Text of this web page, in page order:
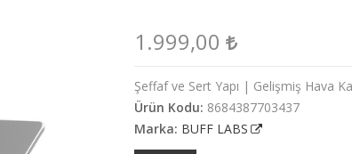
1.999,00
Şeffaf ve Sert Yapı | Gelişmiş Hava
Ürün Kodu: 8684387703437
Marka: BUFF LABS